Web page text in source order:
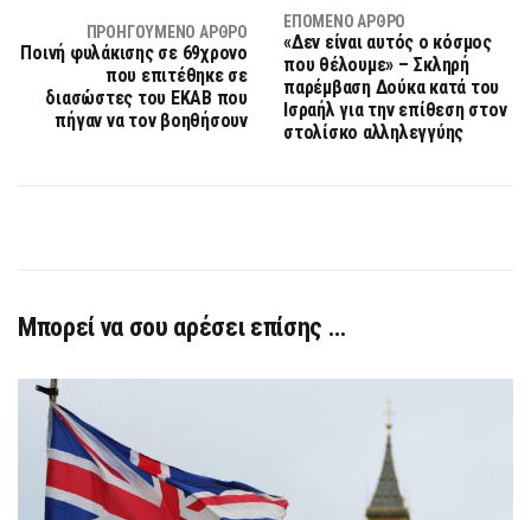
ΠΡΟΗΓΟΎΜΕΝΟ ΆΡΘΡΟ
Ποινή φυλάκισης σε 69χρονο
που επιτέθηκε σε
διασώστες του ΕΚΑΒ που
πήγαν να τον βοηθήσουν
ΕΠΌΜΕΝΟ ΆΡΘΡΟ
«Δεν είναι αυτός ο κόσμος
που θέλουμε» – Σκληρή
παρέμβαση Δούκα κατά του
Ισραήλ για την επίθεση στον
στολίσκο αλληλεγγύης
Μπορεί να σου αρέσει επίσης …